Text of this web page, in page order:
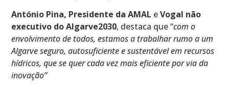
António Pina, Presidente da AMAL eVogal não
executivo do Algarve2030, destaca que “com o
envolvimento de todos, estamos a traba­lhar rumo a um
Algarve seguro, autosuficiente e sustentável em recursos
hídricos, que se quer cada vez mais eficiente por via da
inovação”